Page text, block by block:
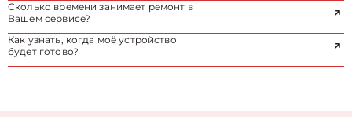
Сколько времени занимает ремонт в
Вашем сервисе?
Как узнать, когда моё устройство
будет готово?